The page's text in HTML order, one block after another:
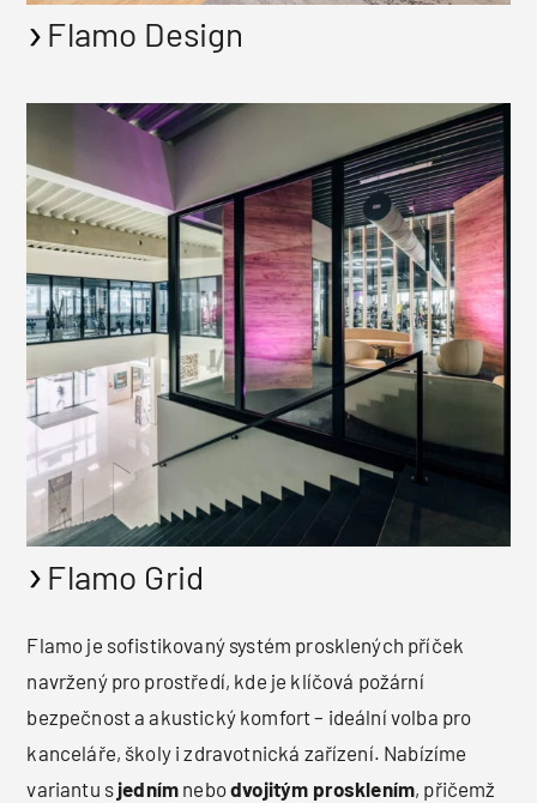
Flamo Design
Flamo Grid
Flamo je sofistikovaný systém prosklených příček
navržený pro prostředí, kde je klíčová požární
bezpečnost a akustický komfort – ideální volba pro
kanceláře, školy i zdravotnická zařízení. Nabízíme
variantu s jedním nebodvojitým prosklením, přičemž